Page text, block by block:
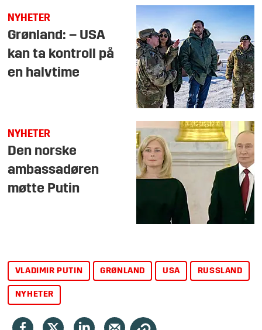
NYHETER
Grønland: – USA
kan ta kontroll på
en halvtime
NYHETER
Den norske
ambassadøren
møtte Putin
VLADIMIR PUTIN GRØNLAND USA RUSSLAND
NYHETER